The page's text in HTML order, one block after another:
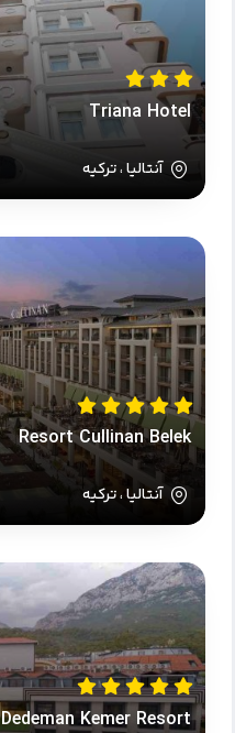
Triana Hotel
آنتالیا ، ترکیه
Resort Cullinan Belek
آنتالیا ، ترکیه
Dedeman Kemer Resort